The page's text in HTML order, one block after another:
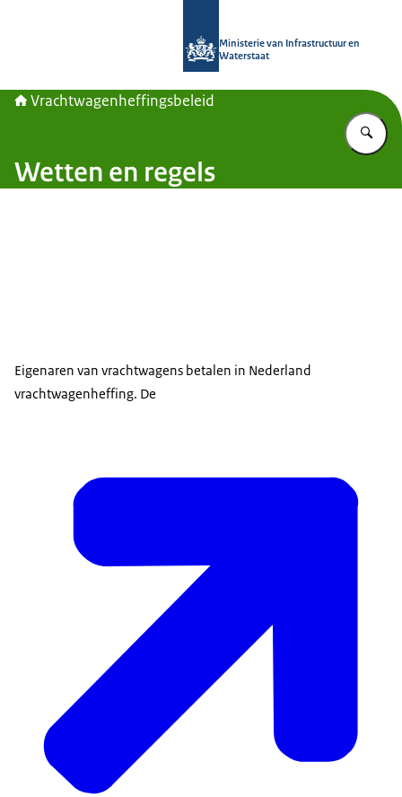
Ministerie van Infrastructuur en
Waterstaat
Vrachtwagenheffingsbeleid
Wetten en regels
Eigenaren van vrachtwagens betalen in Nederland
vrachtwagenheffing. De